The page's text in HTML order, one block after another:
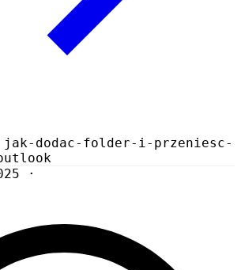
jak-dodac-folder-i-przeniesc-
·